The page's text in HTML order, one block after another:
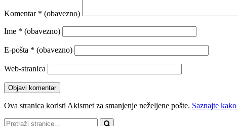
Komentar * (obavezno)
Ime * (obavezno)
E-pošta * (obavezno)
Web-stranica
Ova stranica koristi Akismet za smanjenje neželjene pošte. Saznajte
Pretraži